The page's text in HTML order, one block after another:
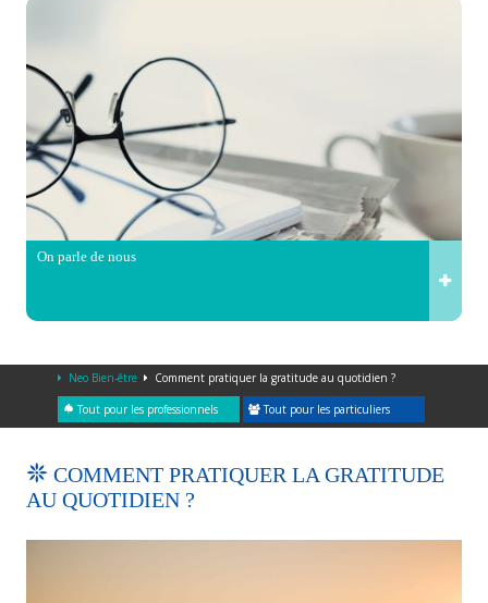
On parle de nous
Neo Bien-être Comment pratiquer la gratitude au quotidien ?
Tout pour les professionnels Tout pour les particuliers
COMMENT PRATIQUER LA GRATITUDE
AU QUOTIDIEN ?